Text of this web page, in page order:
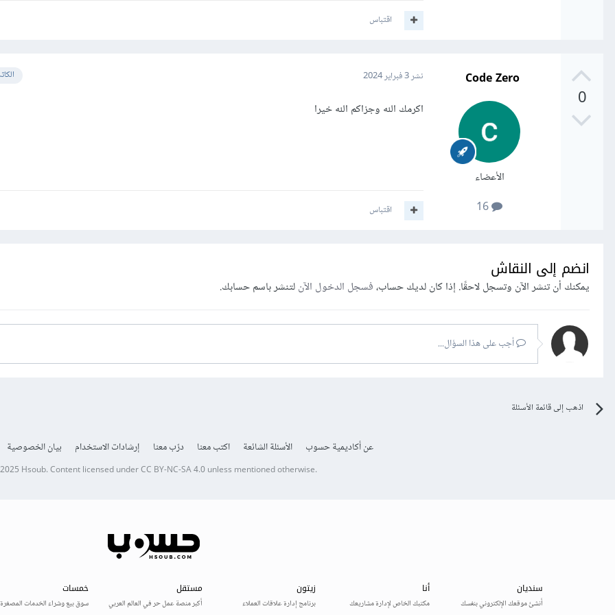
اقتباس
0
Code Zero
الأعضاء
نشر3 فبراير 2024
اكرمك الله وجزاكم الله خيرا
اقتباس
انضم إلى النقاش
يمكنك أن تنشر الآن وتسجل لاحقًا. إذا كان لديك حساب،فسجل الدخول الآنلتنشر باسم حسابك.
أجب على هذا السؤال...
اذهب إلى قائمة الأسئلة
عن أكاديمية حسوب الأسئلة الشائعة اكتب معنا درّب معنا إرشادات الاستخدام بيان الخصوصية
Hsoub.Content licensed underCC BY-NC-SA 4.0unless mentioned otherwise.